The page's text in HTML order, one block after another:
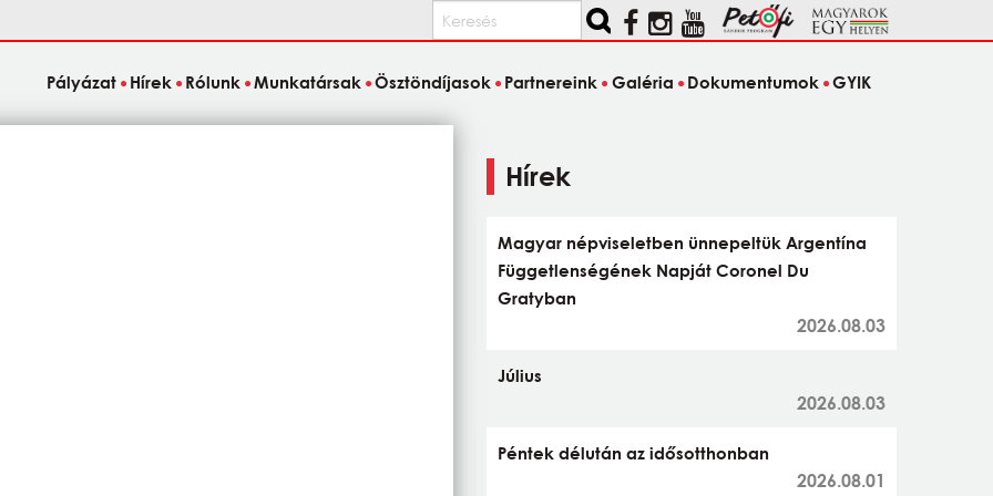
Keresés
Pályázat Hírek Rólunk Munkatársak Ösztöndíjasok Partnereink Galéria Dokumentumok GYIK
Hírek
Magyar népviseletben ünnepeltük Argentína
Függetlenségének Napját Coronel Du
Gratyban
2026.08.03
Július
2026.08.03
Péntek délután az idősotthonban
2026.08.01